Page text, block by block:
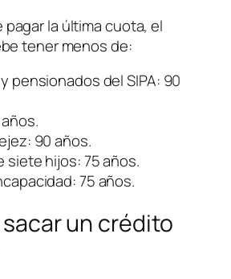
la última cuota, el
tener menos de:
pensionados del SIPA: 90
90 años.
siete hijos: 75 años.
75 años.
sacar un crédito